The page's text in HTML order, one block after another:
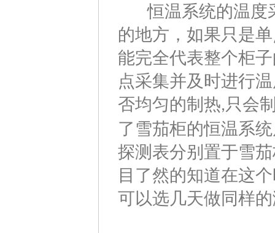
恒温系统的温度
的地方，如果只是
能完全代表整个柜
点采集并及时进行
否均匀的制热, 只会
了雪茄柜的恒温系
探测表分别置于雪
目了然的知道在这
可以选几天做同样